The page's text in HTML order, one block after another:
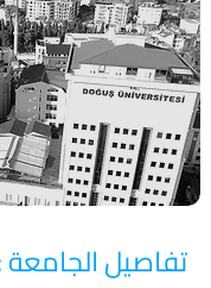
تفاصيل الجامعة